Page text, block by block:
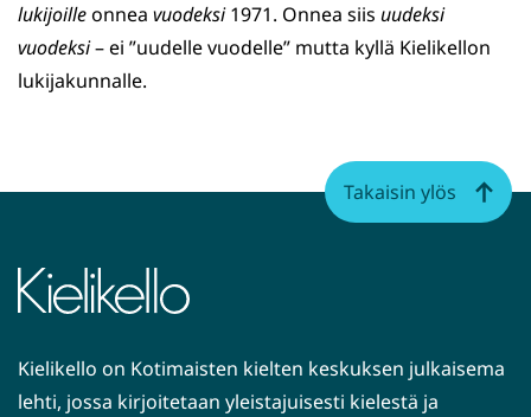
lukijoilleonnea vuodeksi1971. Onnea siis uudeksi
vuodeksi– ei ”uudelle vuodelle” mutta kyllä Kielikellon
lukijakunnalle.
Kielikello on Kotimaisten kielten keskuksen julkaisema
lehti, jossa kirjoitetaan yleistajuisesti kielestä ja
Takaisin ylös